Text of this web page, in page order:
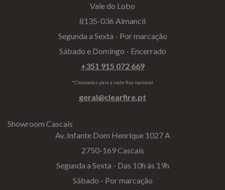
Vale do Lobo
8135-036 Almancil
Segunda a Sexta - Por marcação
Sábado e Domingo - Encerrado
+351 915 072 669
*Chamadas para a rede fixa nacional
geral@clearfire.pt
Showroom Cascais
Av. Infante Dom Henrique 1027 A
2750-169 Cascais
Segunda a Sexta - Das 10h às 19h
Sábado - Por marcação